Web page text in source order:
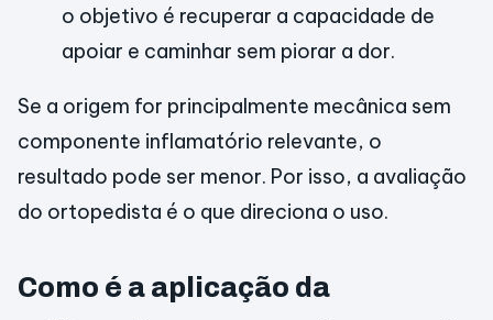
o objetivo é recuperar a capacidade de
apoiar e caminhar sem piorar a dor.
Se a origem for principalmente mecânica sem
componente inflamatório relevante, o
resultado pode ser menor. Por isso, a avaliação
do ortopedista é o que direciona o uso.
Como é a aplicação da